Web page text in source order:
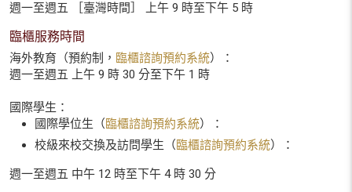
週一至週五 ［臺灣時間］ 上午 9 時至下午 5 時
臨櫃服務時間
海外教育（預約制， 臨櫃諮詢預約系統）：
週一至週五 上午 9 時 30 分至下午 1 時
國際學生：
國際學位生（臨櫃諮詢預約系統）：
校級來校交換及訪問學生（臨櫃諮詢預約系統）：
週一至週五 中午 12 時至下午 4 時 30 分